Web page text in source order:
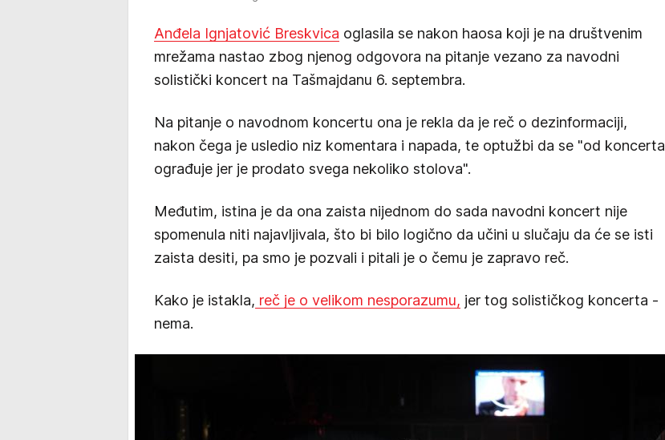
Anđela Ignjatović Breskvica oglasila se nakon haosa koji je na društvenim
mrežama nastao zbog njenog odgovora na pitanje vezano za navodni
solistički koncert na Tašmajdanu 6. septembra.
Na pitanje o navodnom koncertu ona je rekla da je reč o dezinformaciji,
nakon čega je usledio niz komentara i napada, te optužbi da se "od koncerta
ograđuje jer je prodato svega nekoliko stolova".
Međutim, istina je da ona zaista nijednom do sada navodni koncert nije
spomenula niti najavljivala, što bi bilo logično da učini u slučaju da će se isti
zaista desiti, pa smo je pozvali i pitali je o čemu je zapravo reč.
Kako je istakla, reč je o velikom nesporazumu, jer tog solističkog koncerta -
nema.